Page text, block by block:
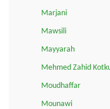
Marjani
Mawsili
Mayyarah
Mehmed Zahid
Moudhaffar
Mounawi